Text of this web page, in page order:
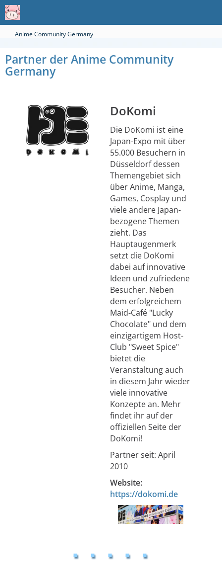
Anime Community Germany
Partner der Anime Community
Germany
DoKomi
Die DoKomi ist eine
Japan-Expo mit über
55.000 Besuchern in
Düsseldorf dessen
Themengebiet sich
über Anime, Manga,
Games, Cosplay und
viele andere Japan-
bezogene Themen
zieht. Das
Hauptaugenmerk
setzt die DoKomi
dabei auf innovative
Ideen und zufriedene
Besucher. Neben
dem erfolgreichem
Maid-Café "Lucky
Chocolate" und dem
einzigartigem Host-
Club "Sweet Spice"
bietet die
Veranstaltung auch
in diesem Jahr wieder
viele innovative
Konzepte an. Mehr
findet ihr auf der
offiziellen Seite der
DoKomi!
Partner seit: April
2010
Website:
https://dokomi.de